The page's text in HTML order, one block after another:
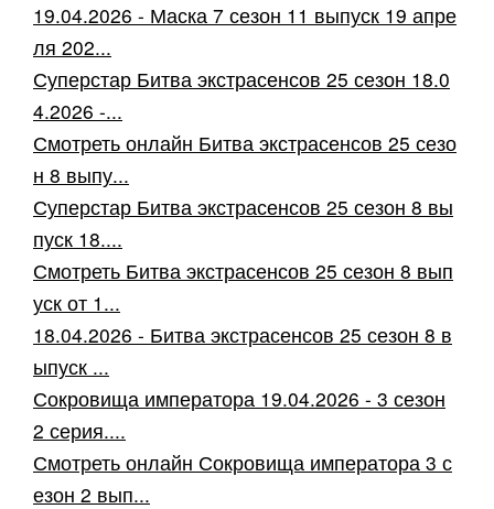
19.04.2026 - Маска 7 сезон 11 выпуск 19 апре
ля 202...
Суперстар Битва экстрасенсов 25 сезон 18.0
4.2026 -...
Смотреть онлайн Битва экстрасенсов 25 сезо
н 8 выпу...
Суперстар Битва экстрасенсов 25 сезон 8 вы
пуск 18....
Смотреть Битва экстрасенсов 25 сезон 8 вып
уск от 1...
18.04.2026 - Битва экстрасенсов 25 сезон 8 в
ыпуск ...
Сокровища императора 19.04.2026 - 3 сезон
2 серия....
Смотреть онлайн Сокровища императора 3 с
езон 2 вып...